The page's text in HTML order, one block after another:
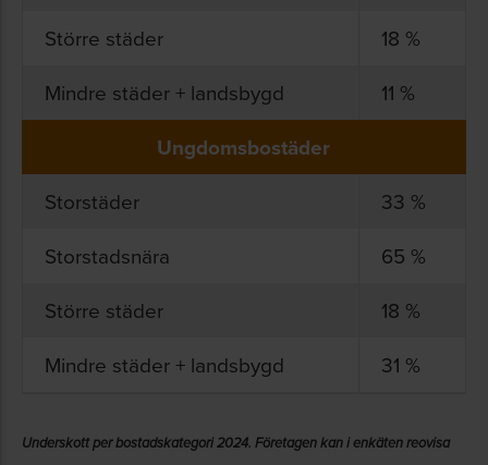
Större städer
18 %
Mindre städer + landsbygd
11 %
Ungdomsbostäder
Storstäder
33 %
Storstadsnära
65 %
Större städer
18 %
Mindre städer + landsbygd
31 %
Underskott per bostadskategori 2024. Företagen kan i enkäten reovisa